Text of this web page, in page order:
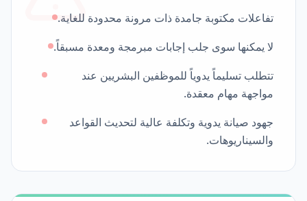
تفاعلات مكتوبة جامدة ذات مرونة محدودة للغاية.
لا يمكنها سوى جلب إجابات مبرمجة ومعدة مسبقاً.
تتطلب تسليماً يدوياً للموظفين البشريين عند
مواجهة مهام معقدة.
جهود صيانة يدوية وتكلفة عالية لتحديث القواعد
والسيناريوهات.